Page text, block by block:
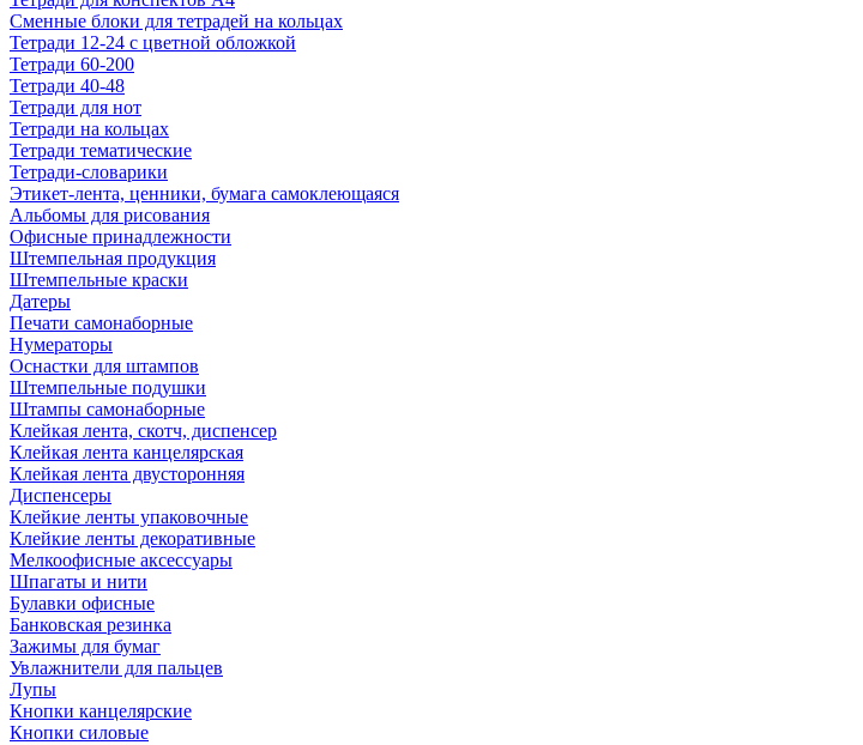
Сменные блоки для тетрадей на кольцах
Тетради 12-24 с цветной обложкой
Тетради 60-200
Тетради 40-48
Тетради для нот
Тетради на кольцах
Тетради тематические
Тетради-словарики
Этикет-лента, ценники, бумага самоклеющаяся
Альбомы для рисования
Офисные принадлежности
Штемпельная продукция
Штемпельные краски
Датеры
Печати самонаборные
Нумераторы
Оснастки для штампов
Штемпельные подушки
Штампы самонаборные
Клейкая лента, скотч, диспенсер
Клейкая лента канцелярская
Клейкая лента двусторонняя
Диспенсеры
Клейкие ленты упаковочные
Клейкие ленты декоративные
Мелкоофисные аксессуары
Шпагаты и нити
Булавки офисные
Банковская резинка
Зажимы для бумаг
Увлажнители для пальцев
Лупы
Кнопки канцелярские
Кнопки силовые